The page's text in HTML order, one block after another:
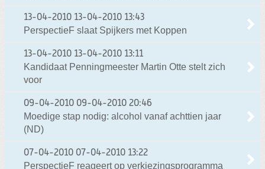
13-04-2010 13-04-2010 13:43
PerspectieF slaat Spijkers met Koppen
13-04-2010 13-04-2010 13:11
Kandidaat Penningmeester Martin Otte stelt zich
voor
09-04-2010 09-04-2010 20:46
Moedige stap nodig: alcohol vanaf achttien jaar
(ND)
07-04-2010 07-04-2010 13:22
PerspectieF reageert op verkiezingsprogramma